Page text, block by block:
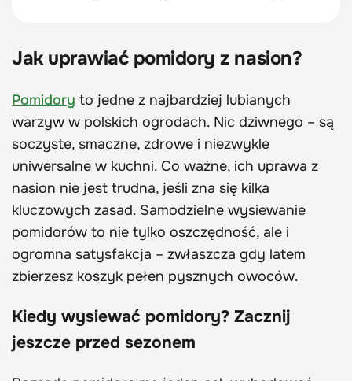
Jak uprawiać pomidory z nasion?
Pomidory to jedne z najbardziej lubianych
warzyw w polskich ogrodach. Nic dziwnego – są
soczyste, smaczne, zdrowe i niezwykle
uniwersalne w kuchni. Co ważne, ich uprawa z
nasion nie jest trudna, jeśli zna się kilka
kluczowych zasad. Samodzielne wysiewanie
pomidorów to nie tylko oszczędność, ale i
ogromna satysfakcja – zwłaszcza gdy latem
zbierzesz koszyk pełen pysznych owoców.
Kiedy wysiewać pomidory? Zacznij
jeszcze przed sezonem